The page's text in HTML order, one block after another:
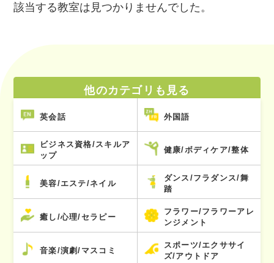
該当する教室は見つかりませんでした。
他のカテゴリも見る
英会話 外国語
ビジネス資格/スキルア
ップ
健康/ボディケア/整体
美容/エステ/ネイル
ダンス/フラダンス/舞
踏
癒し/心理/セラピー
フラワー/フラワーアレ
ンジメント
音楽/演劇/マスコミ
スポーツ/エクササイ
ズ/アウトドア